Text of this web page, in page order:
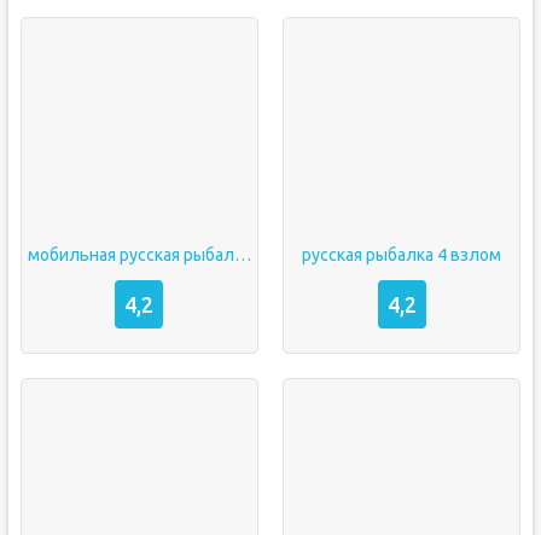
мобильная русская рыбалка мод
4,2
русская рыбалка 4 взлом
4,2